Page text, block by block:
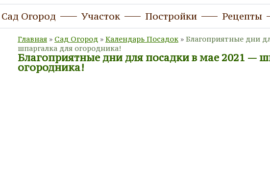
Сад Огород Участок Постройки Рецепты
Главная » Сад Огород » Календарь Посадок » Благоприятные дни
шпаргалка для огородника!
Благоприятные дни для посадки в мае 2021 —
огородника!